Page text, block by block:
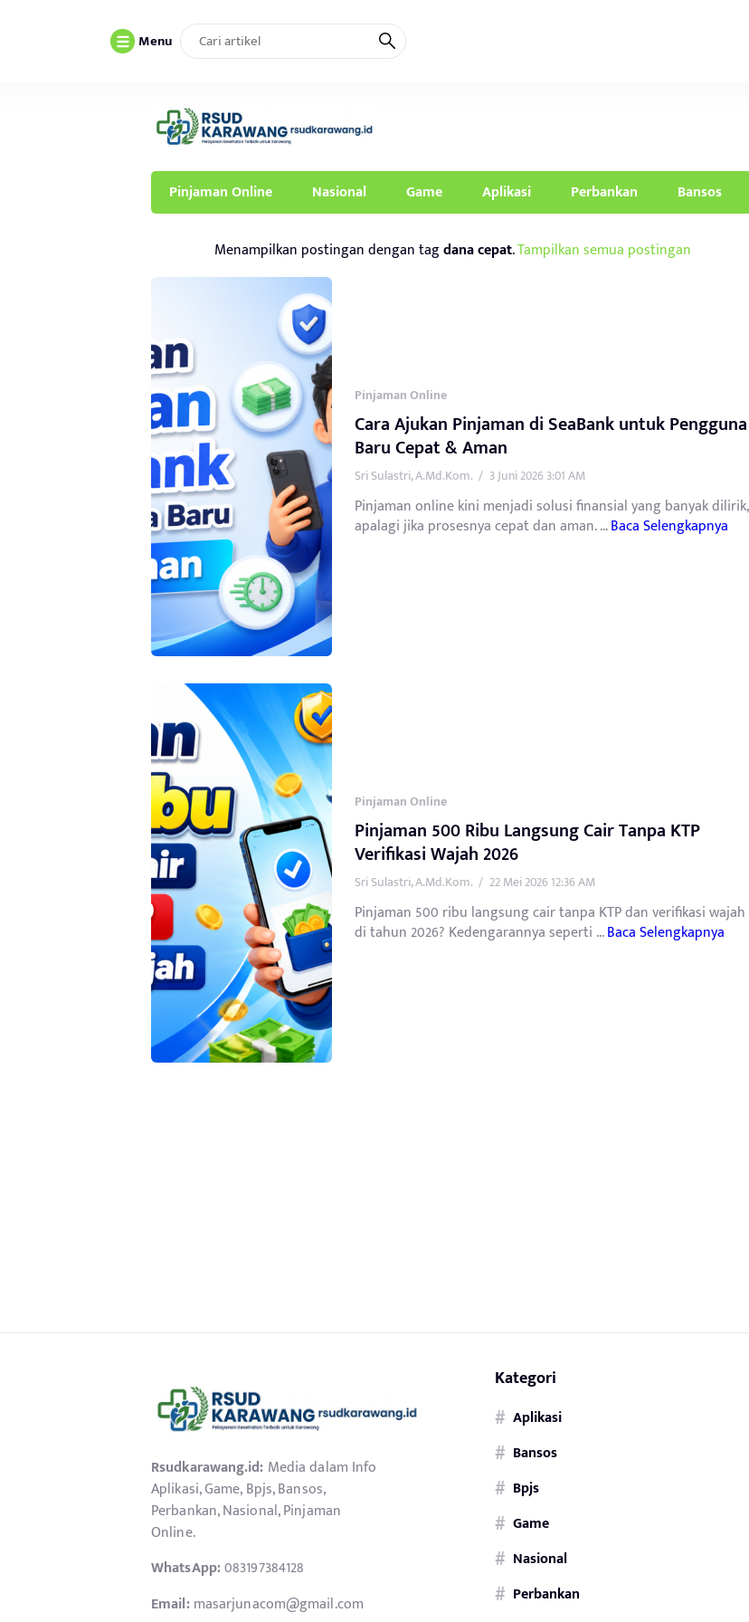
Menu
Pinjaman Online Nasional Game Aplikasi Perbankan Bansos
Menampilkan postingan dengan tagdana cepat.Tampilkan semua postingan
Pinjaman Online
Cara Ajukan Pinjaman di SeaBank untuk Pengguna
Baru Cepat & Aman
Sri Sulastri, A.Md.Kom. / 3 Juni 2026 3:01 AM
Pinjaman online kini menjadi solusi finansial yang banyak dilirik,
apalagi jika prosesnya cepat dan aman. ...Baca Selengkapnya
Pinjaman Online
Pinjaman 500 Ribu Langsung Cair Tanpa KTP
Verifikasi Wajah 2026
Sri Sulastri, A.Md.Kom. / 22 Mei 2026 12:36 AM
Pinjaman 500 ribu langsung cair tanpa KTP dan verifikasi wajah
di tahun 2026? Kedengarannya seperti ...Baca Selengkapnya
Rsudkarawang.id: Media dalam Info
Aplikasi, Game, Bpjs, Bansos,
Perbankan, Nasional, Pinjaman
Online.
WhatsApp:083197384128
Email: masarjunacom@gmail.com
Kategori
Aplikasi
Bansos
Bpjs
Game
Nasional
Perbankan